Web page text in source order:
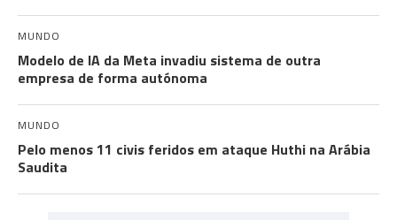
MUNDO
Modelo de IA da Meta invadiu sistema de outra
empresa de forma autónoma
MUNDO
Pelo menos 11 civis feridos em ataque Huthi na Arábia
Saudita